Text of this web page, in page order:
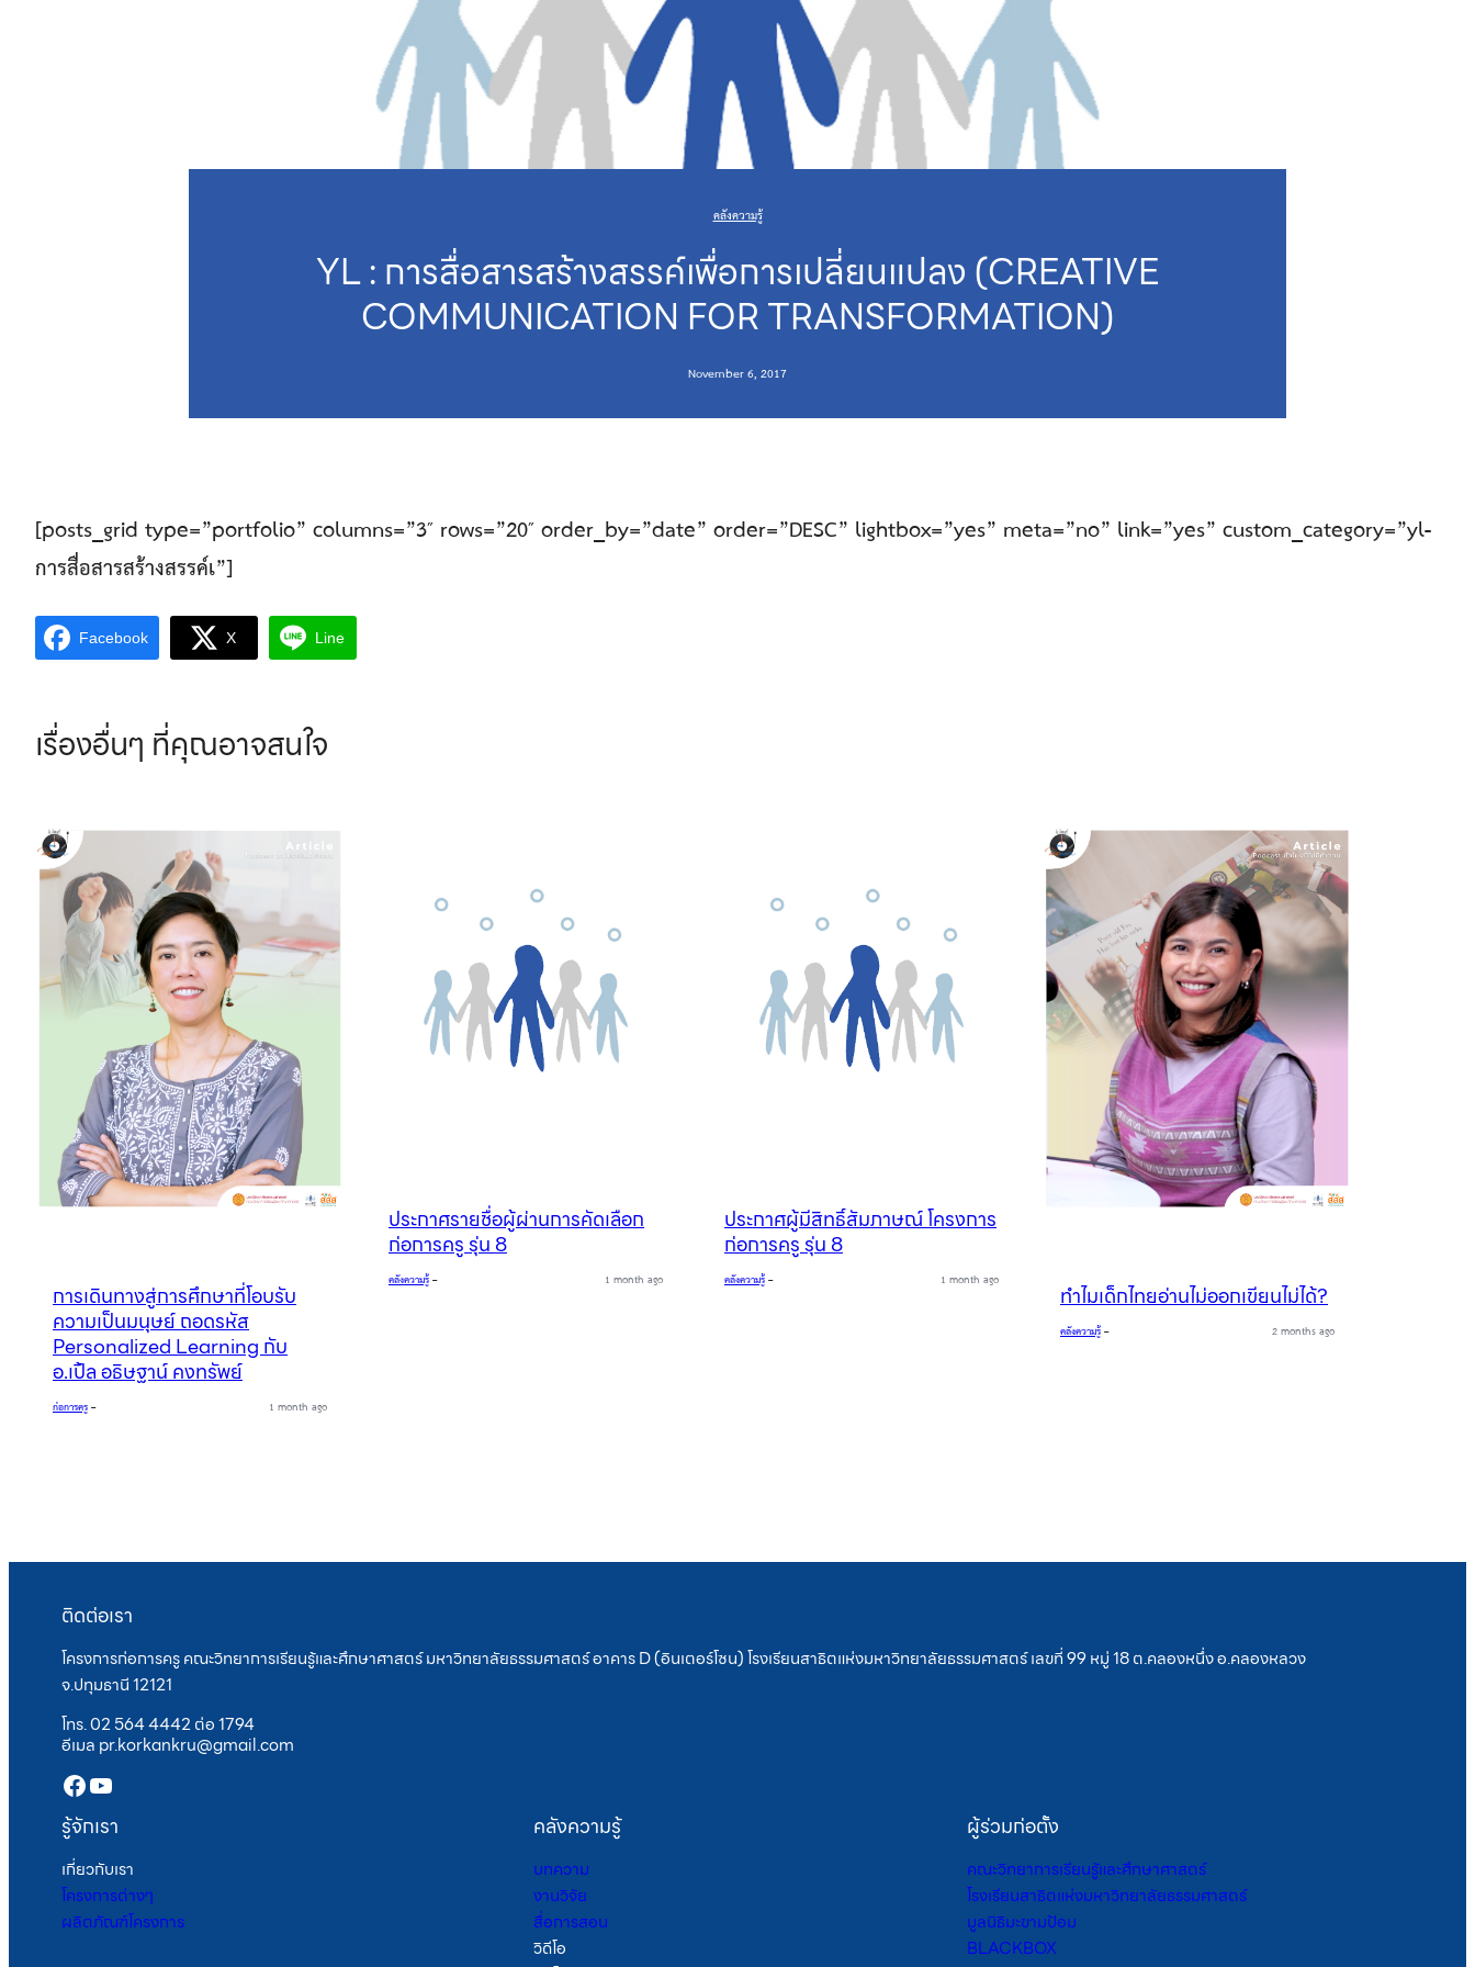
คลังความรู้
YL : การสื่อสารสร้างสรรค์เพื่อการเปลี่ยนแปลง (CREATIVE
COMMUNICATION FOR TRANSFORMATION)
November 6, 2017
[posts_grid type=”portfolio” columns=”3″ rows=”20″ order_by=”date” order=”DESC” lightbox=”yes” meta=”no” link=”yes” custom_category=”yl-
การสื่อสารสร้างสรรค์เ”]
Facebook X Line
เรื่องอื่นๆ ที่คุณอาจสนใจ
การเดินทางสู่การศึกษาที่โอบรับ
ความเป็นมนุษย์ ถอดรหัส
Personalized Learning กับ
อ.เปิ้ล อธิษฐาน์ คงทรัพย์
ก่อการครู– 1 month ago
ประกาศรายชื่อผู้ผ่านการคัดเลือก
ก่อการครู รุ่น 8
คลังความรู้– 1 month ago
ประกาศผู้มีสิทธิ์สัมภาษณ์ โครงการ
ก่อการครู รุ่น 8
คลังความรู้– 1 month ago
ทำไมเด็กไทยอ่านไม่ออกเขียนไม่ได้?
คลังความรู้– 2 months ago
ติดต่อเรา
โครงการก่อการครู คณะวิทยาการเรียนรู้และศึกษาศาสตร์ มหาวิทยาลัยธรรมศาสตร์ อาคาร D (อินเตอร์โซน) โรงเรียนสาธิตแห่งมหาวิทยาลัยธรรมศาสตร์ เลขที่ 99 หมู่ 18 ต.คลองหนึ่ง อ.คลองหลวง
จ.ปทุมธานี 12121
โทร. 02 564 4442 ต่อ 1794
อีเมล pr.korkankru@gmail.com
Facebook
YouTube
รู้จักเรา
เกี่ยวกับเรา
โครงการต่างๆ
ผลิตภัณฑ์โครงการ
คลังความรู้
บทความ
งานวิจัย
สื่อการสอน
วิดีโอ
ผู้ร่วมก่อตั้ง
คณะวิทยาการเรียนรู้และศึกษาศาสตร์
โรงเรียนสาธิตแห่งมหาวิทยาลัยธรรมศาสตร์
มูลนิธิมะขามป้อม
BLACKBOX